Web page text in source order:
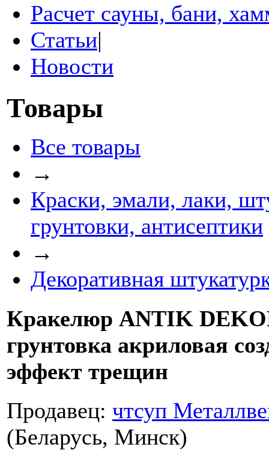
Расчет сауны, бани,
Статьи|
Новости
Товары
Все товары
→
Краски, эмали, лаки,
грунтовки, антисептики
→
Декоративная
Кракелюр ANTIK
грунтовка акриловая
эффект трещин
Продавец: чтсуп
(Беларусь, Минск)